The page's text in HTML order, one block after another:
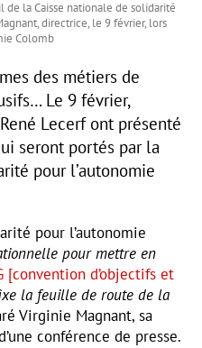
de la Caisse nationale de solidarité
directrice, le 9 février, lors
Colomb
des métiers de
Le 9 février,
Lecerf ont présenté
seront portés par la
pour l’autonomie
pour l’autonomie
pour mettre en
[convention d’objectifs et
la feuille de route de la
Virginie Magnant, sa
conférence de presse.